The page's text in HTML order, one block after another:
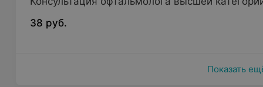
38 руб.
Показать